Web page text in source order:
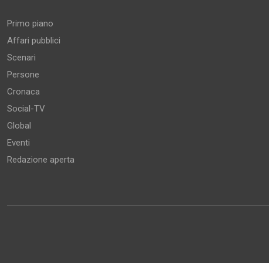
Primo piano
Affari pubblici
Scenari
Persone
Cronaca
Social-TV
Global
Eventi
Redazione aperta